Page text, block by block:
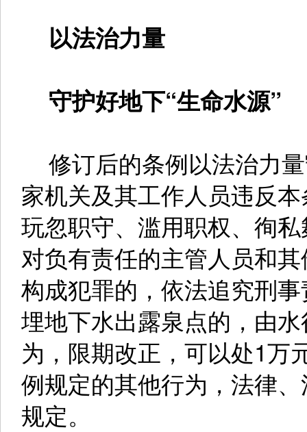
以法治力量
守护好地下“生命水源”
修订后的条例以法治力量
家机关及其工作人员违反
玩忽职守、滥用职权、徇
对负有责任的主管人员和
构成犯罪的，依法追究刑
埋地下水出露泉点的，由
为，限期改正，可以处1万
例规定的其他行为，法律
规定。